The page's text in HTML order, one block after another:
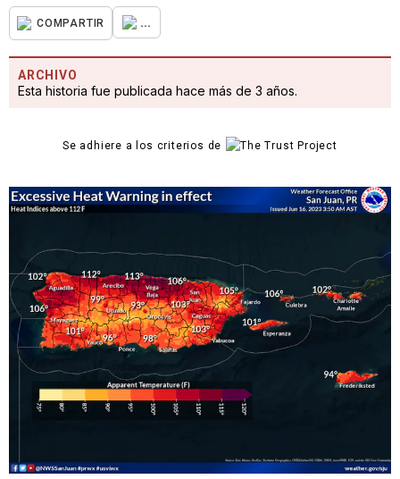
COMPARTIR ...
ARCHIVO
Esta historia fue publicada hace más de 3 años.
Se adhiere a los criterios de